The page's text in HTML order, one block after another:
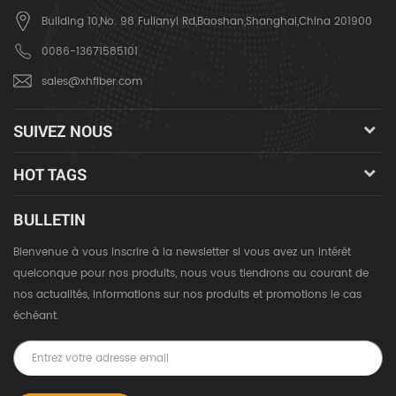
Building 10,No. 98 Fulianyi Rd,Baoshan,Shanghai,China 201900
0086-13671585101
sales@xhfiber.com
SUIVEZ NOUS
HOT TAGS
BULLETIN
Bienvenue à vous inscrire à la newsletter si vous avez un intérêt
quelconque pour nos produits, nous vous tiendrons au courant de
nos actualités, informations sur nos produits et promotions le cas
échéant.